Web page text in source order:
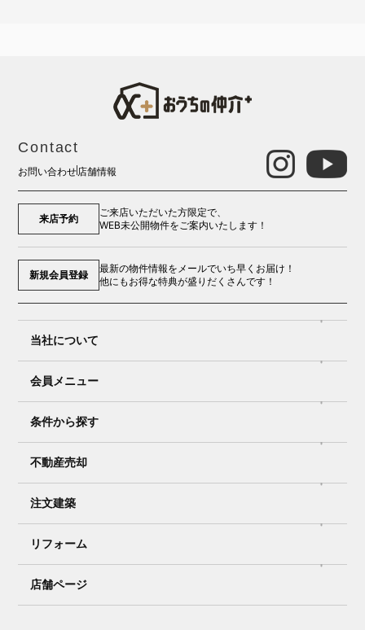
Contact
お問い合わせ店舗情報
来店予約
ご来店いただいた方限定で、
WEB未公開物件をご案内いたします！
新規会員登録
最新の物件情報をメールでいち早くお届け！
他にもお得な特典が盛りだくさんです！
当社について
会員メニュー
条件から探す
不動産売却
注文建築
リフォーム
店舗ページ